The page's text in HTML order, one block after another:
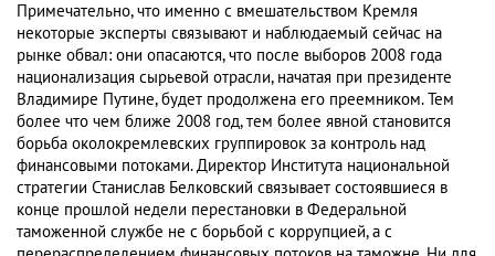
Примечательно, что именно с вмешательством Кремля
некоторые эксперты связывают и наблюдаемый сейчас на
рынке обвал: они опасаются, что после выборов 2008 года
национализация сырьевой отрасли, начатая при президенте
Владимире Путине, будет продолжена его преемником. Тем
более что чем ближе 2008 год, тем более явной становится
борьба околокремлевских группировок за контроль над
финансовыми потоками. Директор Института национальной
стратегии Станислав Белковский связывает состоявшиеся в
конце прошлой недели перестановки в Федеральной
таможенной службе не с борьбой с коррупцией, а с